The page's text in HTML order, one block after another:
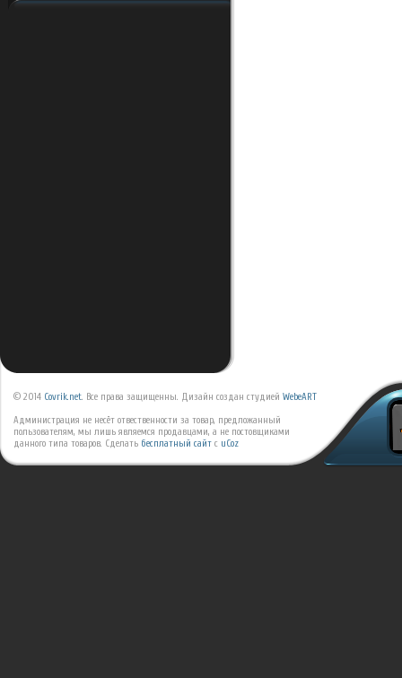
© 2014 Covrik.net. Все права защищенны. Дизайн создан студией WebeART
Администрация не несёт отвественности за товар, предложанный
пользователям, мы лишь являемся продавцами, а не постовщиками
данного типа товаров. Сделать бесплатный сайт с uCoz